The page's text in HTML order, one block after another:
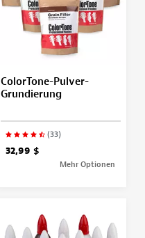
ColorTone-Pulver-
Grundierung
(33)
32,99 $
Mehr Optionen